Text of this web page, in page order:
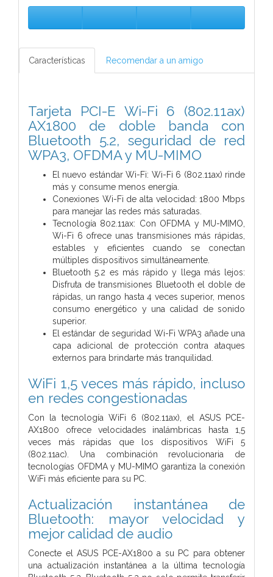
Características Recomendar a un amigo
Tarjeta PCI-E Wi-Fi 6 (802.11ax)
AX1800 de doble banda con
Bluetooth 5.2, seguridad de red
WPA3, OFDMA y MU-MIMO
El nuevo estándar Wi-Fi: Wi-Fi 6 (802.11ax) rinde
más y consume menos energía.
Conexiones Wi-Fi de alta velocidad: 1800 Mbps
para manejar las redes más saturadas.
Tecnología 802.11ax: Con OFDMA y MU-MIMO,
Wi-Fi 6 ofrece unas transmisiones más rápidas,
estables y eficientes cuando se conectan
múltiples dispositivos simultáneamente.
Bluetooth 5.2 es más rápido y llega más lejos:
Disfruta de transmisiones Bluetooth el doble de
rápidas, un rango hasta 4 veces superior, menos
consumo energético y una calidad de sonido
superior.
El estándar de seguridad Wi-Fi WPA3 añade una
capa adicional de protección contra ataques
externos para brindarte más tranquilidad.
WiFi 1,5 veces más rápido, incluso
en redes congestionadas
Con la tecnología WiFi 6 (802.11ax), el ASUS PCE-
AX1800 ofrece velocidades inalámbricas hasta 1,5
veces más rápidas que los dispositivos WiFi 5
(802.11ac). Una combinación revolucionaria de
tecnologías OFDMA y MU-MIMO garantiza la conexión
WiFi más eficiente para su PC.
Actualización instantánea de
Bluetooth: mayor velocidad y
mejor calidad de audio
Conecte el ASUS PCE-AX1800 a su PC para obtener
una actualización instantánea a la última tecnología